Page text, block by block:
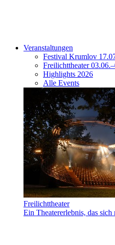
Veranstaltungen
Festival Krumlov
Freilichttheater
Highlights 2026
Alle Events
Freilichttheater
Ein Theatererlebnis, das sich